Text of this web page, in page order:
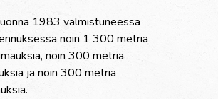
1983 valmistuneessa
noin 1 300 metriä
noin 300 metriä
ja noin 300 metriä